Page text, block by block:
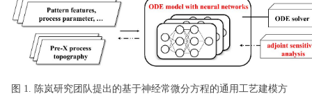
图 1. 陈岚研究团队提出的基于神经常微分方程的通用工艺建模方